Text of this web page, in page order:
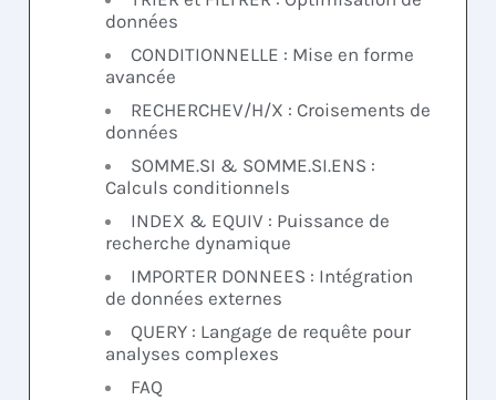
données
CONDITIONNELLE : Mise en forme
avancée
RECHERCHEV/H/X : Croisements de
données
SOMME.SI & SOMME.SI.ENS :
Calculs conditionnels
INDEX & EQUIV : Puissance de
recherche dynamique
IMPORTER DONNEES : Intégration
de données externes
QUERY : Langage de requête pour
analyses complexes
FAQ